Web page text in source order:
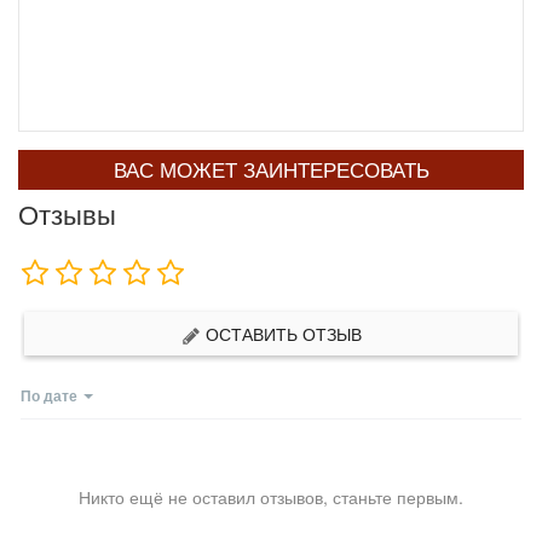
ВАС МОЖЕТ ЗАИНТЕРЕСОВАТЬ
Отзывы
ОСТАВИТЬ ОТЗЫВ
По дате
Никто ещё не оставил отзывов, станьте первым.